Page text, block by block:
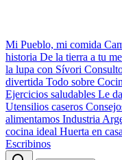
Mi Pueblo, mi comida
historia De la tierra a tu
la lupa con Sívori
divertida Todo sobre
Ejercicios saludables Le
Utensilios caseros
alimentamos Industria
cocina ideal Huerta en casa
Escribinos